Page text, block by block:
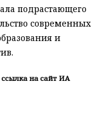
подрастающего
современных
и
на сайт ИА